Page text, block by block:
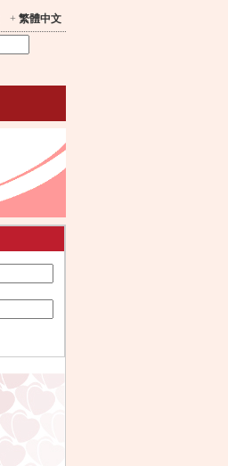
+ 繁體中文